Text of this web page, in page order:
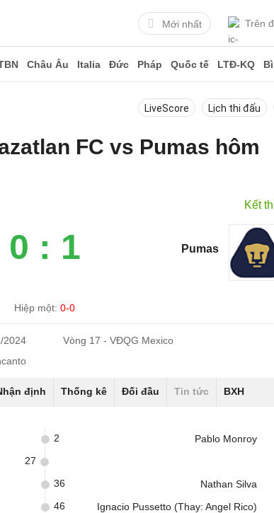
Mới nhất Trên
Châu Âu Italia Đức Pháp Quốc tế LTĐ-KQ
LiveScore Lịch thi đấu
FC vs Pumas hôm
Kết
0 : 1 Pumas
Hiệp một:0-0
2024
Vòng 17 - VĐQG Mexico
định Thống kê Đối đầu Tin tức BXH
Pablo Monroy
2
27
Nathan Silva
36
Ignacio Pussetto (Thay: Angel Rico)
46